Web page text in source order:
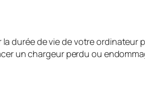
durée de vie de votre
un chargeur perdu ou